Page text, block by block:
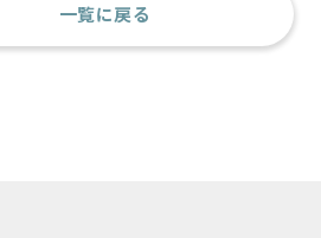
一覧に戻る